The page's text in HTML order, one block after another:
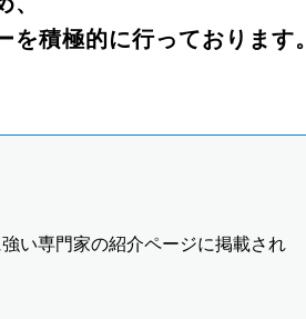
積極的に行っております。
い専門家の紹介ページに掲載され